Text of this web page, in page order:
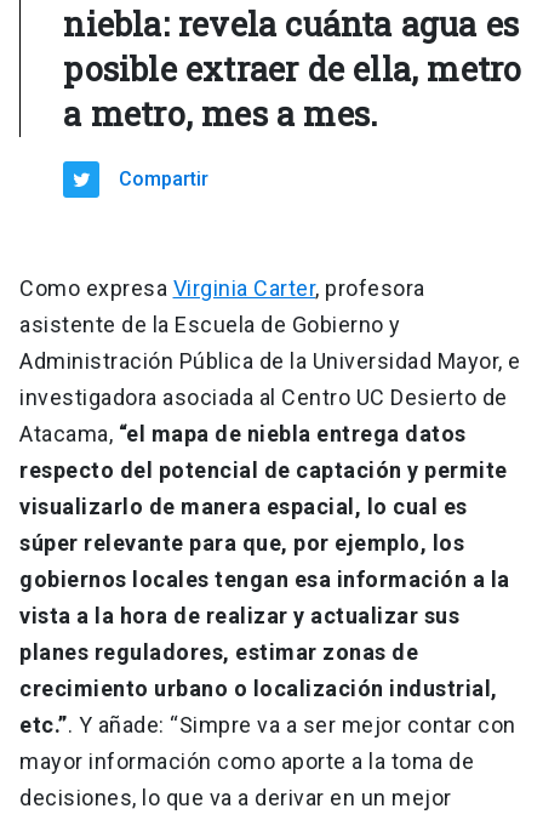
niebla: revela cuánta agua es
posible extraer de ella, metro
a metro, mes a mes.
Compartir
Como expresa Virginia Carter, profesora
asistente de la Escuela de Gobierno y
Administración Pública de la Universidad Mayor, e
investigadora asociada al Centro UC Desierto de
Atacama, “el mapa de niebla entrega datos
respecto del potencial de captación y permite
visualizarlo de manera espacial, lo cual es
súper relevante para que, por ejemplo, los
gobiernos locales tengan esa información a la
vista a la hora de realizar y actualizar sus
planes reguladores, estimar zonas de
crecimiento urbano o localización industrial,
etc.”. Y añade: “Simpre va a ser mejor contar con
mayor información como aporte a la toma de
decisiones, lo que va a derivar en un mejor